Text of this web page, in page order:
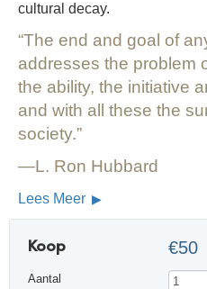
cultural decay.
The end and goal of
addresses the problem
the ability, the initiative
and with all these the
society.
—L. Ron Hubbard
Lees Meer
Koop €50
Aantal